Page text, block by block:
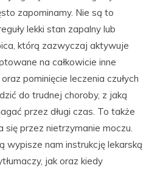
zapominamy. Nie są to
lekki stan zapalny lub
którą zazwyczaj aktywuje
na całkowicie inne
pominięcie leczenia czułych
do trudnej choroby, z jaką
przez długi czas. To także
przez nietrzymanie moczu.
wypisze nam instrukcję lekarską
jak oraz kiedy